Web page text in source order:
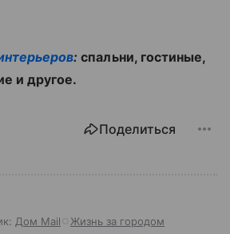
:спальни, гостиные,
и другое.
Поделиться
Дом Mail Жизнь за городом